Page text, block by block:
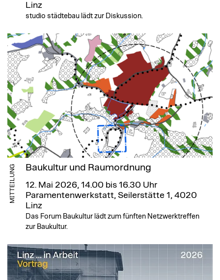
Linz
studio städtebau lädt zur Diskussion.
MITTEILUNG Baukultur und Raumordnung
12. Mai 2026, 14.00 bis 16.30 Uhr
Paramentenwerkstatt, Seilerstätte 1, 4020
Linz
Das Forum Baukultur lädt zum fünften Netzwerktreffen
zur Baukultur.